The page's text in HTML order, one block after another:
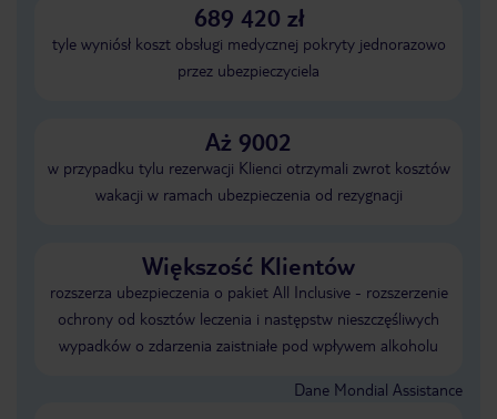
689 420 zł
tyle wyniósł koszt obsługi medycznej pokryty jednorazowo
przez ubezpieczyciela
Aż 9002
w przypadku tylu rezerwacji Klienci otrzymali zwrot kosztów
wakacji w ramach ubezpieczenia od rezygnacji
Większość Klientów
rozszerza ubezpieczenia o pakiet All Inclusive - rozszerzenie
ochrony od kosztów leczenia i następstw nieszczęśliwych
wypadków o zdarzenia zaistniałe pod wpływem alkoholu
Dane Mondial Assistance